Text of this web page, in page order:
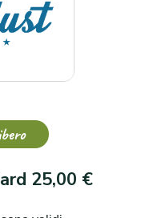
25,00 €